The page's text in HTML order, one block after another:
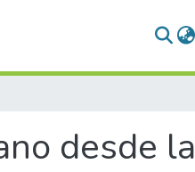
desde la